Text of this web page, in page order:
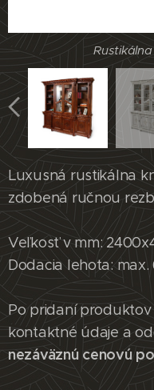
Luxusná rustikálna
zdobená ručnou
Veľkosť v mm:
Dodacia lehota:
Po pridaní
kontaktné údaje a
nezáväznú cenovú